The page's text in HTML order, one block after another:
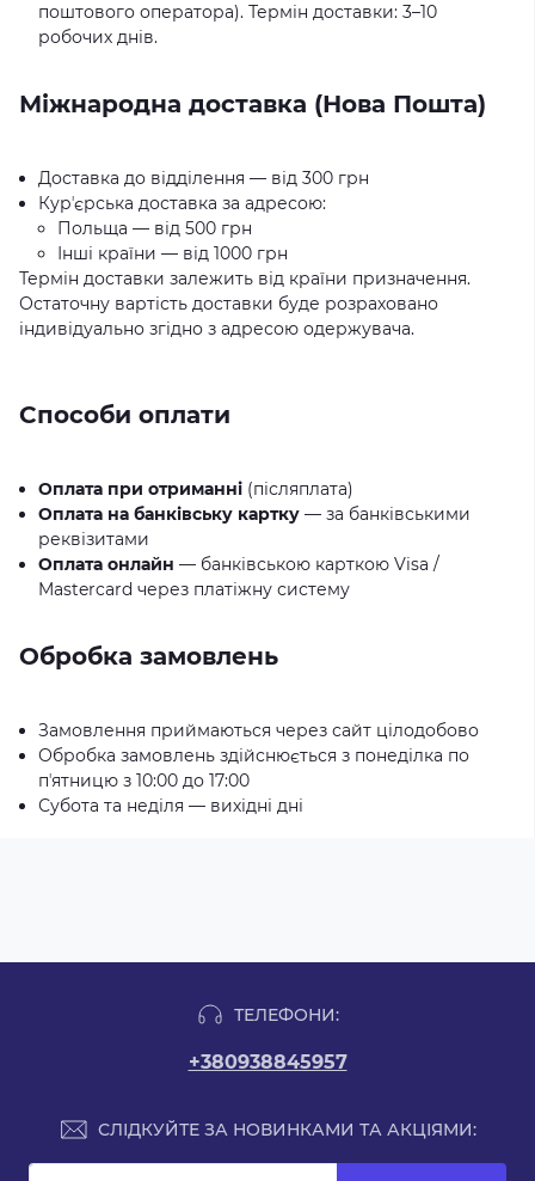
поштового оператора). Термін доставки: 3–10
робочих днів.
Міжнародна доставка (Нова Пошта)
Доставка до відділення — від 300 грн
Курʼєрська доставка за адресою:
Польща — від 500 грн
Інші країни — від 1000 грн
Термін доставки залежить від країни призначення.
Остаточну вартість доставки буде розраховано
індивідуально згідно з адресою одержувача.
Способи оплати
Оплата при отриманні (післяплата)
Оплата на банківську картку — за банківськими
реквізитами
Оплата онлайн — банківською карткою Visa /
Mastercard через платіжну систему
Обробка замовлень
Замовлення приймаються через сайт цілодобово
Обробка замовлень здійснюється з понеділка по
пʼятницю з 10:00 до 17:00
Субота та неділя — вихідні дні
ТЕЛЕФОНИ:
+380938845957
СЛІДКУЙТЕ ЗА НОВИНКАМИ ТА АКЦІЯМИ: